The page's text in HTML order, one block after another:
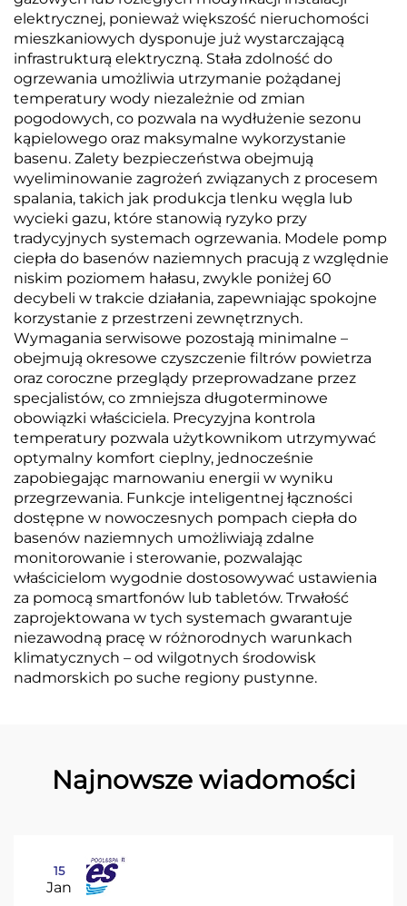
elektrycznej, ponieważ większość nieruchomości
mieszkaniowych dysponuje już wystarczającą
infrastrukturą elektryczną. Stała zdolność do
ogrzewania umożliwia utrzymanie pożądanej
temperatury wody niezależnie od zmian
pogodowych, co pozwala na wydłużenie sezonu
kąpielowego oraz maksymalne wykorzystanie
basenu. Zalety bezpieczeństwa obejmują
wyeliminowanie zagrożeń związanych z procesem
spalania, takich jak produkcja tlenku węgla lub
wycieki gazu, które stanowią ryzyko przy
tradycyjnych systemach ogrzewania. Modele pomp
ciepła do basenów naziemnych pracują z względnie
niskim poziomem hałasu, zwykle poniżej 60
decybeli w trakcie działania, zapewniając spokojne
korzystanie z przestrzeni zewnętrznych.
Wymagania serwisowe pozostają minimalne –
obejmują okresowe czyszczenie filtrów powietrza
oraz coroczne przeglądy przeprowadzane przez
specjalistów, co zmniejsza długoterminowe
obowiązki właściciela. Precyzyjna kontrola
temperatury pozwala użytkownikom utrzymywać
optymalny komfort cieplny, jednocześnie
zapobiegając marnowaniu energii w wyniku
przegrzewania. Funkcje inteligentnej łączności
dostępne w nowoczesnych pompach ciepła do
basenów naziemnych umożliwiają zdalne
monitorowanie i sterowanie, pozwalając
właścicielom wygodnie dostosowywać ustawienia
za pomocą smartfonów lub tabletów. Trwałość
zaprojektowana w tych systemach gwarantuje
niezawodną pracę w różnorodnych warunkach
klimatycznych – od wilgotnych środowisk
nadmorskich po suche regiony pustynne.
Najnowsze wiadomości
15
Jan